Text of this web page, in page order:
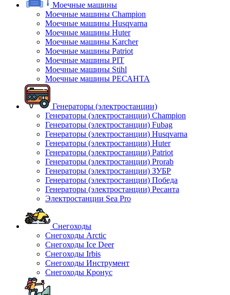
Моечные машины
Моечные машины Champion
Моечные машины Husqvarna
Моечные машины Huter
Моечные машины Karcher
Моечные машины Patriot
Моечные машины PIT
Моечные машины Stihl
Моечные машины РЕСАНТА
Генераторы (электростанции)
Генераторы (электростанции) Champion
Генераторы (электростанции) Fubag
Генераторы (электростанции) Husqvarna
Генераторы (электростанции) Huter
Генераторы (электростанции) Patriot
Генераторы (электростанции) Prorab
Генераторы (электростанции) ЗУБР
Генераторы (электростанции) Победа
Генераторы (электростанции) Ресанта
Электростанции Sea Pro
Снегоходы
Снегоходы Arctic
Снегоходы Ice Deer
Снегоходы Irbis
Снегоходы Инструмент
Снегоходы Кронус